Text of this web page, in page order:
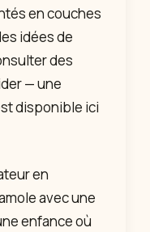
en couches
idées de
des
— une
disponible ici
en
avec une
enfance où